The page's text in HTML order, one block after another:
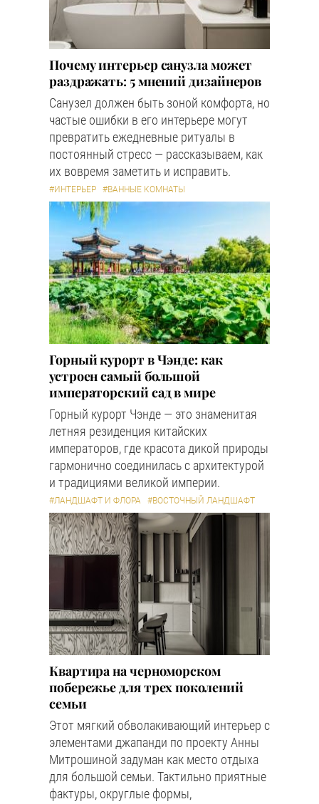
Почему интерьер санузла может
раздражать: 5 мнений дизайнеров
Санузел должен быть зоной комфорта, но
частые ошибки в его интерьере могут
превратить ежедневные ритуалы в
постоянный стресс — рассказываем, как
их вовремя заметить и исправить.
#ИНТЕРЬЕР #ВАННЫЕ КОМНАТЫ
Горный курорт в Чэнде: как
устроен самый большой
императорский сад в мире
Горный курорт Чэнде — это знаменитая
летняя резиденция китайских
императоров, где красота дикой природы
гармонично соединилась с архитектурой
и традициями великой империи.
#ЛАНДШАФТ И ФЛОРА #ВОСТОЧНЫЙ ЛАНДШАФТ
Квартира на черноморском
побережье для трех поколений
семьи
Этот мягкий обволакивающий интерьер с
элементами джапанди по проекту Анны
Митрошиной задуман как место отдыха
для большой семьи. Тактильно приятные
фактуры, округлые формы,